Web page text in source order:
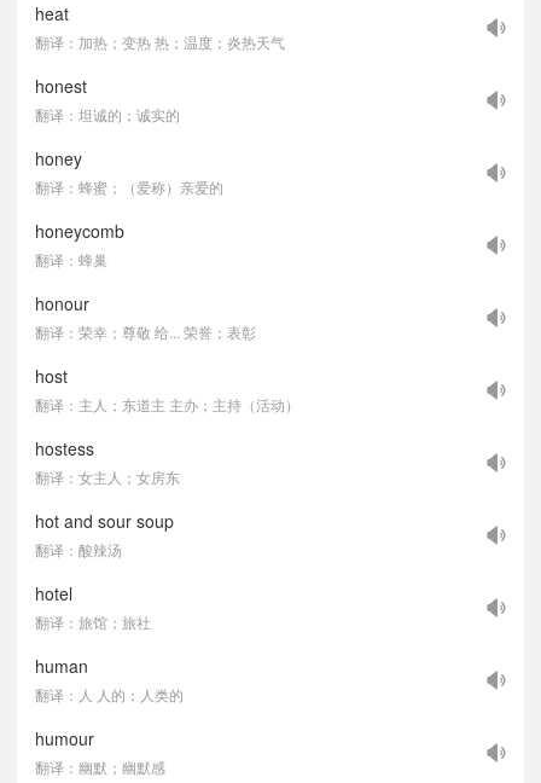
heat
翻译：加热；变热 热；温度；炎热天气
honest
翻译：坦诚的；诚实的
honey
翻译：蜂蜜；（爱称）亲爱的
honeycomb
翻译：蜂巢
honour
翻译：荣幸；尊敬 给... 荣誉；表彰
host
翻译：主人；东道主 主办；主持（活动）
hostess
翻译：女主人；女房东
hot and sour soup
翻译：酸辣汤
hotel
翻译：旅馆；旅社
human
翻译：人 人的；人类的
humour
翻译：幽默；幽默感